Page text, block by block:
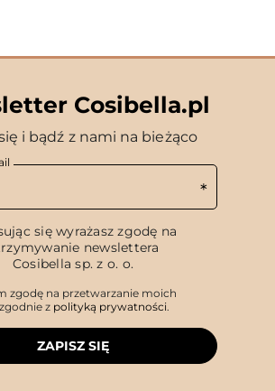
Cosibella.pl
i bądź z nami na bieżąco
się wyrażasz zgodę na
newslettera
Cosibella sp. z o. o.
zgodę na przetwarzanie moich
z polityką prywatności.
ZAPISZ SIĘ